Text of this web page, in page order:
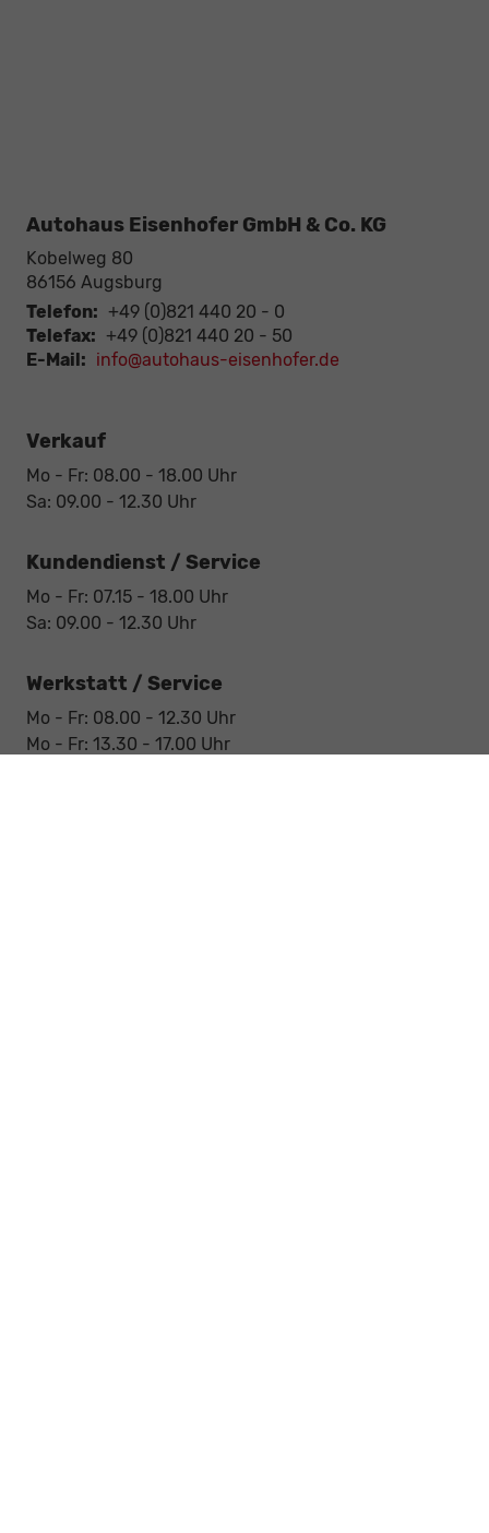
Autohaus Eisenhofer GmbH & Co. KG
Kobelweg 80
86156 Augsburg
Telefon: +49 (0)821 440 20 - 0
Telefax: +49 (0)821 440 20 - 50
E-Mail: info@autohaus-eisenhofer.de
Verkauf
Mo - Fr: 08.00 - 18.00 Uhr
Sa: 09.00 - 12.30 Uhr
Kundendienst / Service
Mo - Fr: 07.15 - 18.00 Uhr
Sa: 09.00 - 12.30 Uhr
Werkstatt / Service
Mo - Fr: 08.00 - 12.30 Uhr
Mo - Fr: 13.30 - 17.00 Uhr